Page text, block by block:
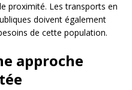
proximité. Les transports en
doivent également
de cette population.
approche